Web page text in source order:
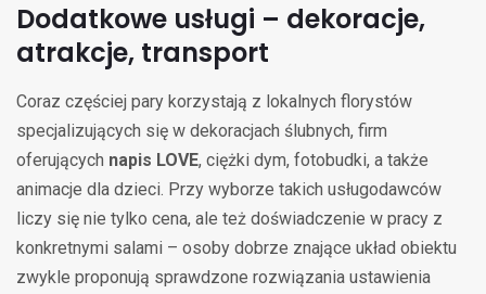
Dodatkowe usługi – dekoracje,
atrakcje, transport
Coraz częściej pary korzystają z lokalnych florystów
specjalizujących się w dekoracjach ślubnych, firm
oferujących napis LOVE, ciężki dym, fotobudki, a także
animacje dla dzieci. Przy wyborze takich usługodawców
liczy się nie tylko cena, ale też doświadczenie w pracy z
konkretnymi salami – osoby dobrze znające układ obiektu
zwykle proponują sprawdzone rozwiązania ustawienia